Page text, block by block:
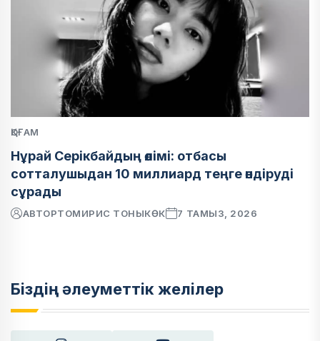
ҚОҒАМ
Нұрай Серікбайдың өлімі: отбасы
сотталушыдан 10 миллиард теңге өндіруді
сұрады
АВТОРТОМИРИС ТОНЫКӨК 7 ТАМЫЗ, 2026
Біздің әлеуметтік желілер